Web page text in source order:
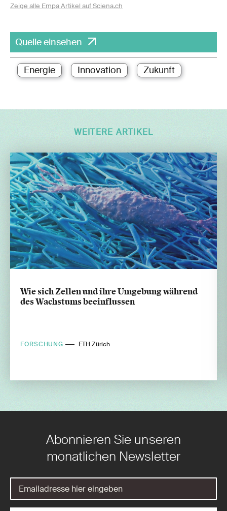
Zeige alle Empa Artikel auf Sciena.ch
Quelle einsehen
Energie Innovation Zukunft
WEITERE ARTIKEL
Wie sich Zellen und ihre Umgebung während
des Wachstums beeinflussen
FORSCHUNG ETH Zürich
Abonnieren Sie unseren
monatlichen Newsletter